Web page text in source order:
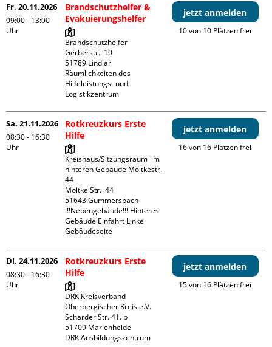
Fr. 20.11.2026
09:00 - 13:00
Uhr
Brandschutzhelfer &
Evakuierungshelfer
Brandschutzhelfer
Gerberstr.  10
51789 Lindlar
Räumlichkeiten des
Hilfeleistungs- und
Logistikzentrum
jetzt anmelden
10 von 10 Plätzen frei
Sa. 21.11.2026
08:30 - 16:30
Uhr
Rotkreuzkurs Erste
Hilfe
Kreishaus/Sitzungsraum  im
hinteren Gebäude Moltkestr.
44
Moltke Str.  44
51643 Gummersbach
!!!Nebengebäude!!! Hinteres
Gebäude Einfahrt Linke
Gebäudeseite
jetzt anmelden
16 von 16 Plätzen frei
Di. 24.11.2026
08:30 - 16:30
Uhr
Rotkreuzkurs Erste
Hilfe
DRK Kreisverband
Oberbergischer Kreis e.V.
Scharder Str. 41. b
51709 Marienheide
DRK Ausbildungszentrum
jetzt anmelden
15 von 16 Plätzen frei